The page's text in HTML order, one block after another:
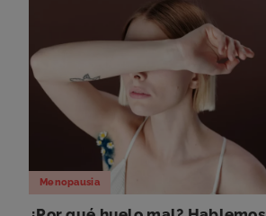
Menopausia